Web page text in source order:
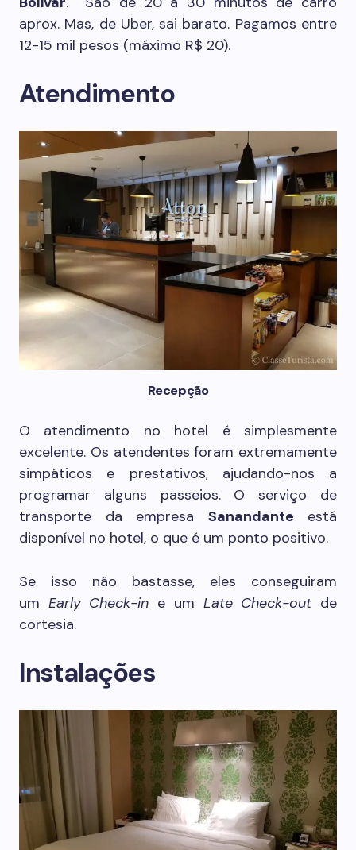
aprox. Mas, de Uber, sai barato. Pagamos entre
12-15 mil pesos (máximo R$ 20).
Atendimento
Recepção
O atendimento no hotel é simplesmente
excelente. Os atendentes foram extremamente
simpáticos e prestativos, ajudando-nos a
programar alguns passeios. O serviço de
transporte da empresa Sanandante está
disponível no hotel, o que é um ponto positivo.
Se isso não bastasse, eles conseguiram
um Early Check-in e um Late Check-out de
cortesia.
Instalações